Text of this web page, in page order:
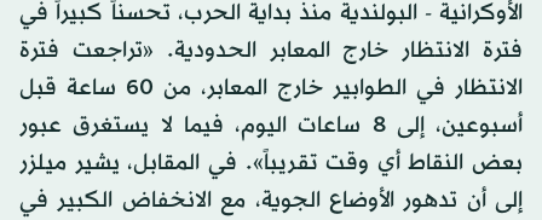
الأوكرانية - البولندية منذ بداية الحرب، تحسناً كبيراً في
فترة الانتظار خارج المعابر الحدودية. «تراجعت فترة
الانتظار في الطوابير خارج المعابر، من 60 ساعة قبل
أسبوعين، إلى 8 ساعات اليوم، فيما لا يستغرق عبور
بعض النقاط أي وقت تقريباً». في المقابل، يشير ميلزر
إلى أن تدهور الأوضاع الجوية، مع الانخفاض الكبير في